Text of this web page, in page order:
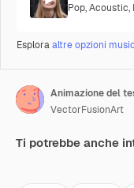
Pop,Acoustic,
Esploraaltre opzioni
VectorFusionArt
Ti potrebbe anche